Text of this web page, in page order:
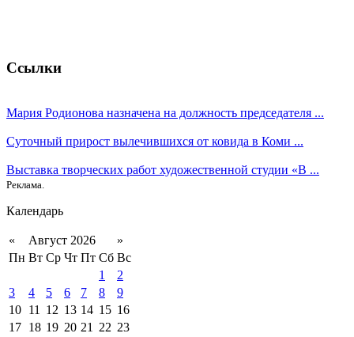
Ссылки
Мария Родионова назначена на должность председателя ...
Суточный прирост вылечившихся от ковида в Коми ...
Выставка творческих работ художественной студии «В ...
Реклама.
Календарь
« Август 2026
»
Пн Вт Ср Чт Пт Сб Вс
1
2
3
4 5 6 7 8
9
10 11 12 13 14 15 16
17 18 19 20 21 22 23